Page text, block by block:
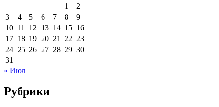
1
2
3
4 5 6 7 8
9
10 11 12 13 14 15 16
17 18 19 20 21 22 23
24 25 26 27 28 29 30
31
« Июл
Рубрики